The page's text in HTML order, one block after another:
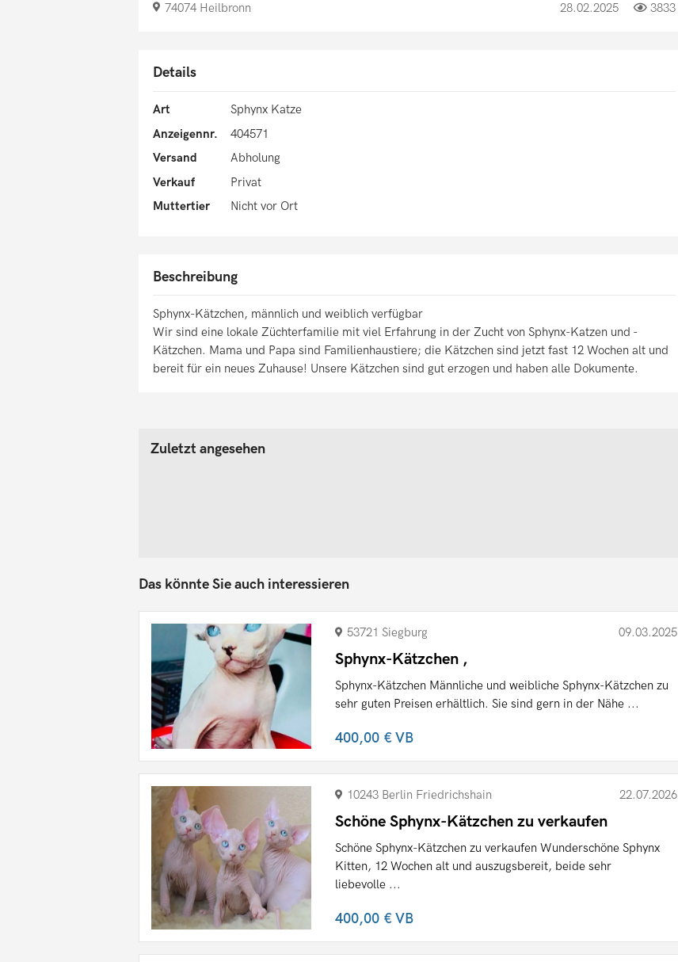
74074 Heilbronn 28.02.2025 3833
Details
Art
Sphynx Katze
Anzeigennr.
404571
Versand
Abholung
Verkauf
Privat
Muttertier
Nicht vor Ort
Beschreibung
Sphynx-Kätzchen, männlich und weiblich verfügbar
Wir sind eine lokale Züchterfamilie mit viel Erfahrung in der Zucht von Sphynx-Katzen und -
Kätzchen. Mama und Papa sind Familienhaustiere; die Kätzchen sind jetzt fast 12 Wochen alt und
bereit für ein neues Zuhause! Unsere Kätzchen sind gut erzogen und haben alle Dokumente.
Zuletzt angesehen
Das könnte Sie auch interessieren
53721 Siegburg 09.03.2025
Sphynx-Kätzchen ,
Sphynx-Kätzchen Männliche und weibliche Sphynx-Kätzchen zu
sehr guten Preisen erhältlich. Sie sind gern in der Nähe ...
400,00 €VB
10243 Berlin Friedrichshain 22.07.2026
Schöne Sphynx-Kätzchen zu verkaufen
Schöne Sphynx-Kätzchen zu verkaufen Wunderschöne Sphynx
Kitten, 12 Wochen alt und auszugsbereit, beide sehr
liebevolle ...
400,00 €VB